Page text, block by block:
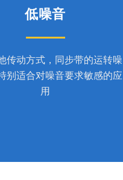
低噪音
传动方式，同步带的运转噪
别适合对噪音要求敏感的应
用